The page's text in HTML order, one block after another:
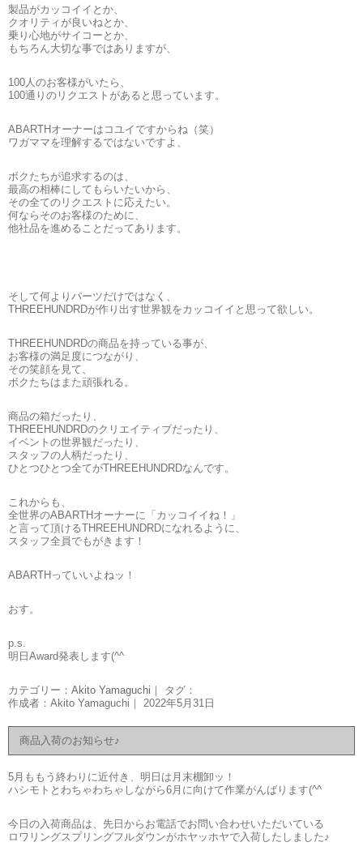
製品がカッコイイとか、
クオリティが良いねとか、
乗り心地がサイコーとか、
もちろん大切な事ではありますが、
100人のお客様がいたら、
100通りのリクエストがあると思っています。
ABARTHオーナーはコユイですからね（笑）
ワガママを理解するではないですよ、
ボクたちが追求するのは、
最高の相棒にしてもらいたいから、
その全てのリクエストに応えたい。
何ならそのお客様のために、
他社品を進めることだってあります。
そして何よりパーツだけではなく、
THREEHUNDRDが作り出す世界観をカッコイイと思って欲しい。
THREEHUNDRDの商品を持っている事が、
お客様の満足度につながり、
その笑顔を見て、
ボクたちはまた頑張れる。
商品の箱だったり、
THREEHUNDRDのクリエイティブだったり、
イベントの世界観だったり、
スタッフの人柄だったり、
ひとつひとつ全てがTHREEHUNDRDなんです。
これからも、
全世界のABARTHオーナーに「カッコイイね！」
と言って頂けるTHREEHUNDRDになれるように、
スタッフ全員でもがきます！
ABARTHっていいよねッ！
おす。
p.s.
明日Award発表します(^^ゞ
カテゴリー： Akito Yamaguchi ｜ タグ：
作成者：Akito Yamaguchi｜ 2022年5月31日
商品入荷のお知らせ♪
5月ももう終わりに近付き、明日は月末棚卸ッ！
ハシモトとわちゃわちゃしながら6月に向けて作業がんばります(^^ゞ
今日の入荷商品は、先日からお電話でお問い合わせいただいている
ロワリングスプリングフルダウンがホヤッホヤで入荷したしました♪